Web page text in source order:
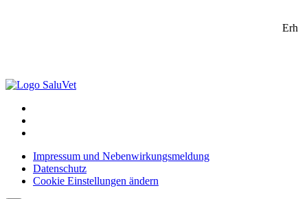
Impressum und Nebenwirkungsmeldung
Datenschutz
Cookie Einstellungen ändern